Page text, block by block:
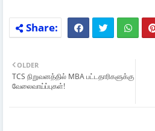
OLDER
TCS நிறுவனத்தில் MBA பட்டதாரிகளுக்கு
வேலைவாய்ப்புகள்!